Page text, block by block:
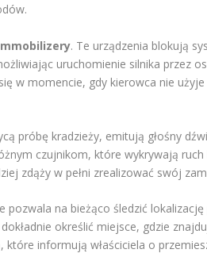
. Te urządzenia blokują
uruchomienie silnika przez
w momencie, gdy kierowca nie użyje
próbę kradzieży, emitują głośny
czujnikom, które wykrywają ruch
zdąży w pełni zrealizować swój
na bieżąco śledzić lokalizację
określić miejsce, gdzie
informują właściciela o